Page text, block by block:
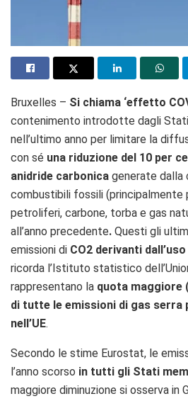
Bruxelles – Si chiama ‘effetto
contenimento introdotte dagli Stati
nell’ultimo anno per limitare la
con sé una riduzione del 10 per
anidride carbonica generate dalla
combustibili fossili
petroliferi, carbone, torba e gas
all’anno precedente. Questi gli
emissioni di CO2 derivanti
ricorda l’Istituto statistico
rappresentano la quota maggiore
di tutte le emissioni di gas serra
nell’UE.
Secondo le stime Eurostat, le
l’anno scorso in tutti gli Stati
maggiore diminuzione si osserva in